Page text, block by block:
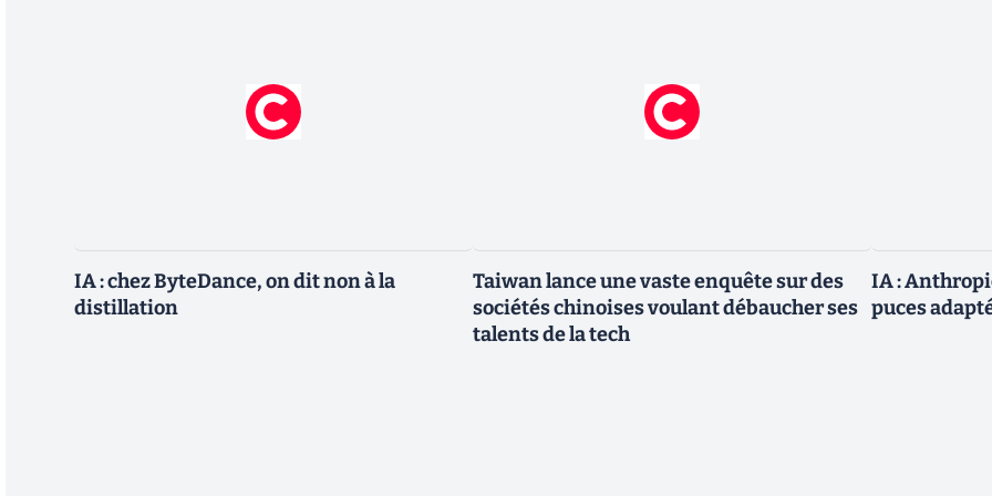
IA : chez ByteDance, on dit non à la
distillation
Taiwan lance une vaste enquête sur des
sociétés chinoises voulant débaucher ses
talents de la tech
IA :
puces